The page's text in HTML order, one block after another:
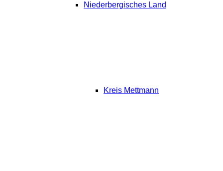
Niederbergisches Land
Kreis Mettmann